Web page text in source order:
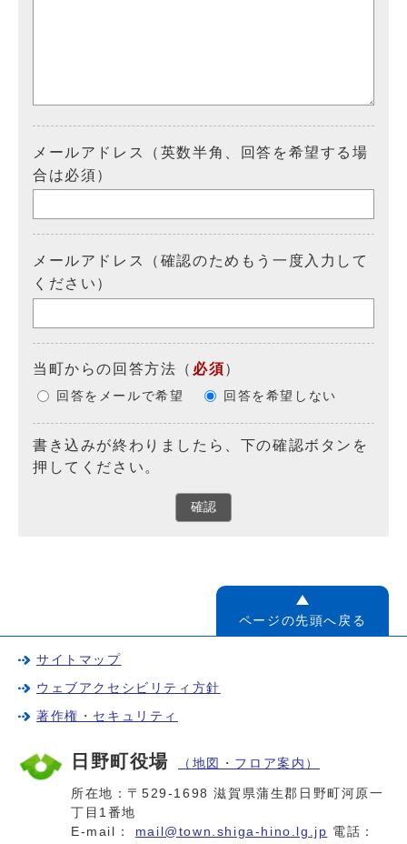
メールアドレス（英数半角、回答を希望する場
合は必須）
メールアドレス（確認のためもう一度入力して
ください）
当町からの回答方法 （ 必須）
回答をメールで希望 回答を希望しない
書き込みが終わりましたら、下の確認ボタンを
押してください。
確認
ページの先頭へ戻る
サイトマップ
ウェブアクセシビリティ方針
著作権・セキュリティ
日野町役場 （地図・フロア案内）
所在地：〒529-1698 滋賀県蒲生郡日野町河原一
丁目1番地
E-mail： mail@town.shiga-hino.lg.jp 電話：